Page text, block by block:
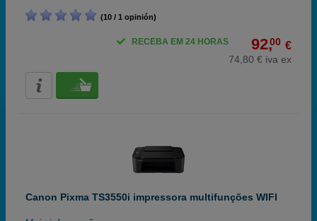
(10 / 1 opinión)
92,00 €
74,80 € iva ex
RECEBA EM 24 HORAS
Canon Pixma TS3550i impressora multifunções WIFI